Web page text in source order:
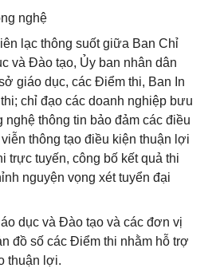
nghệ
lạc thông suốt giữa Ban Chỉ
và Đào tạo, Ủy ban nhân dân
giáo dục, các Điểm thi, Ban In
chỉ đạo các doanh nghiệp bưu
nghệ thông tin bảo đảm các điều
thông tạo điều kiện thuận lợi
trực tuyến, công bố kết quả thi
nguyện vọng xét tuyển đại
dục và Đào tạo và các đơn vị
đồ số các Điểm thi nhằm hỗ trợ
thuận lợi.